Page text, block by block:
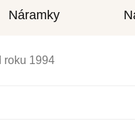
Náramky
roku 1994